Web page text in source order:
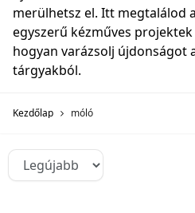
merülhetsz el. Itt megtalálod
egyszerű kézműves
hogyan varázsolj újdonságot
tárgyakból.
Kezdőlap móló